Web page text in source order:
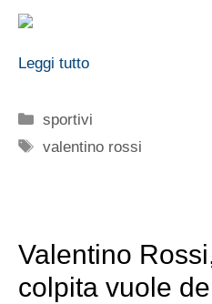
Leggi tutto
Categorie
sportivi
Tag
valentino rossi
Valentino
colpita vuole